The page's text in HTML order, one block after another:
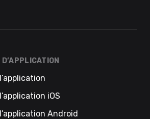
iOS
Android